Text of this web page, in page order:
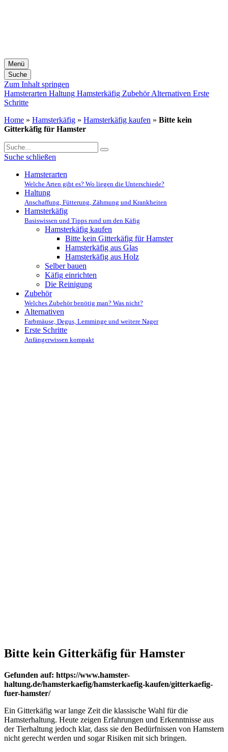
Menü
Suche
Zum Inhalt springen
Hamsterarten Haltung Hamsterkäfig ZubehörAlternativen Erste
Schritte
Home » Hamsterkäfig » Hamsterkäfig kaufen » Bitte kein
Gitterkäfig für Hamster
Suche schließen
Hamsterarten
Welche Arten gibt es? Wo liegen die Unterschiede?
Haltung
Anschaffung, Fütterung, Zähmung und Krankheiten
Hamsterkäfig
Basiswissen und Tipps rund um den Käfig
Hamsterkäfig kaufen
Bitte kein Gitterkäfig für Hamster
Hamsterkäfig aus Glas
Hamsterkäfig aus Holz
Selber bauen
Käfig einrichten
Die Reinigung
Zubehör
Welches Zubehör benötig man? Was nicht?
Alternativen
Farbmäuse, Degus, Lemminge und weitere Nager
Erste Schritte
Anfängerwissen kompakt
Bitte kein Gitterkäfig für Hamster
Gefunden auf: https://www.hamster-
haltung.de/hamsterkaefig/hamsterkaefig-kaufen/gitterkaefig-
fuer-hamster/
Ein Gitterkäfig war lange Zeit die klassische Wahl für die
Hamsterhaltung. Heute zeigen Erfahrungen und Erkenntnisse aus
der Tierhaltung jedoch klar, dass sie den Bedürfnissen von Hamstern
nicht gerecht werden und sogar Risiken mit sich bringen.